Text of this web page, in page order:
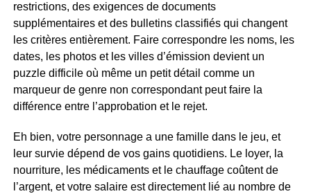
restrictions, des exigences de documents
supplémentaires et des bulletins classifiés qui changent
les critères entièrement. Faire correspondre les noms, les
dates, les photos et les villes d’émission devient un
puzzle difficile où même un petit détail comme un
marqueur de genre non correspondant peut faire la
différence entre l’approbation et le rejet.
Eh bien, votre personnage a une famille dans le jeu, et
leur survie dépend de vos gains quotidiens. Le loyer, la
nourriture, les médicaments et le chauffage coûtent de
l’argent, et votre salaire est directement lié au nombre de